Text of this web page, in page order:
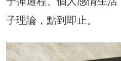
子理論，點到即止。